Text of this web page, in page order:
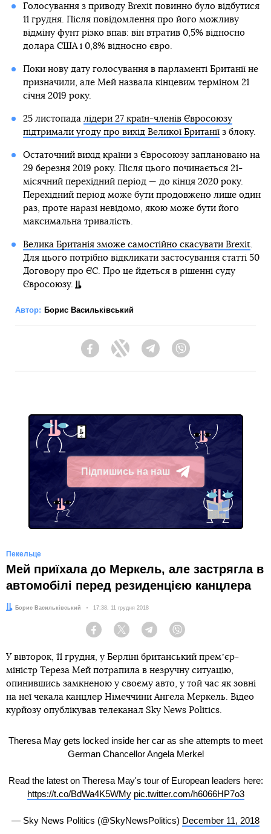
Голосування з приводу Brexit повинно було відбутися
11 грудня. Після повідомлення про його можливу
відміну фунт різко впав: він втратив 0,5% відносно
долара США і 0,8% відносно євро.
Поки нову дату голосування в парламенті Британії не
призначили, але Мей назвала кінцевим терміном 21
січня 2019 року.
25 листопада лідери 27 країн-членів Євросоюзу
підтримали угоду про вихід Великої Британіїз блоку.
Остаточний вихід країни з Євросоюзу заплановано на
29 березня 2019 року. Після цього починається 21-
місячний перехідний період — до кінця 2020 року.
Перехідний період може бути продовжено лише один
раз, проте наразі невідомо, якою може бути його
максимальна тривалість.
Велика Британія зможе самостійно скасувати Brexit.
Для цього потрібно відкликати застосування статті 50
Договору про ЄС. Про це йдеться в рішенні суду
Євросоюзу.
Автор: Борис Васильківський
FacebookTwitter Telegram
Підпишись на наш
Telegram
Пекельце
Мей приїхала до Меркель, але застрягла в
автомобілі перед резиденцією канцлера
Автор:Борис Васильківський Дата:
17:38, 11 грудня 2018
Facebook Twitter Telegram
У вівторок, 11 грудня, у Берліні британський премʼєр-
міністр Тереза Мей потрапила в незручну ситуацію,
опинившись замкненою у своєму авто, у той час як зовні
на неї чекала канцлер Німеччини Ангела Меркель. Відео
курйозу опублікував телеканал Sky News Politics.
Theresa May gets locked inside her car as she attempts to meet
German Chancellor Angela Merkel
Read the latest on Theresa May's tour of European leaders here:
https://t.co/BdWa4K5WMy pic.twitter.com/h6066HP7o3
— Sky News Politics (@SkyNewsPolitics) December 11, 2018